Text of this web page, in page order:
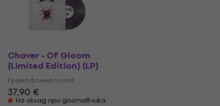
Chaver - Of Gloom
(Limited Edition) (LP)
Грамофонна плоча
37,90 €
На склад при доставчика